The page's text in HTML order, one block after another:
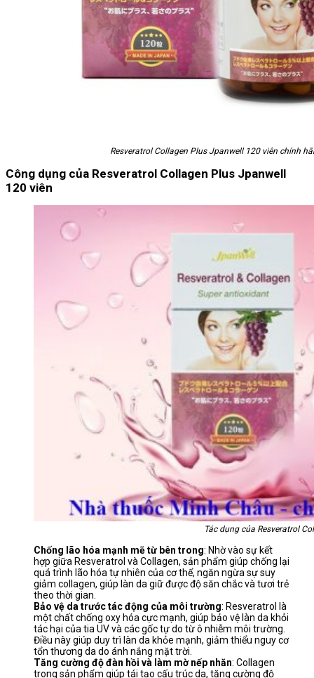
Resveratrol Collagen Plus Jpanwell 120 viên chính
Công dụng của Resveratrol Collagen Plus Jpanwell
120 viên
Tác dụng của Resveratrol
Chống lão hóa mạnh mẽ từ bên trong: Nhờ vào sự kết
hợp giữa Resveratrol và Collagen, sản phẩm giúp chống lại
quá trình lão hóa tự nhiên của cơ thể, ngăn ngừa sự suy
giảm collagen, giúp làn da giữ được độ săn chắc và tươi trẻ
theo thời gian.
Bảo vệ da trước tác động của môi trường: Resveratrol là
một chất chống oxy hóa cực mạnh, giúp bảo vệ làn da khỏi
tác hại của tia UV và các gốc tự do từ ô nhiễm môi trường.
Điều này giúp duy trì làn da khỏe mạnh, giảm thiểu nguy cơ
tổn thương da do ánh nắng mặt trời.
Tăng cường độ đàn hồi và làm mờ nếp nhăn: Collagen
trong sản phẩm giúp tái tạo cấu trúc da, tăng cường độ